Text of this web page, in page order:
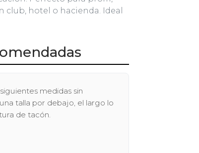
hotel o hacienda. Ideal
medidas sin
talla por debajo, el largo lo
de tacón.